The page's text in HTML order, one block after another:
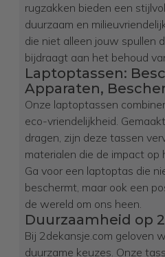
rugzakken bieden een
duurzaam en
die niet alleen jouw spullen
bijdraagt aan het behoud
Laptoptassen:
Apparaten,
Onze laptoptassen
eco-vriendelijkheid.
dragen, zijn deze tassen
materialen die de impact op
Ga voor een laptoptas die
beschermt, maar ook een
de wereld om ons heen.
Duurzaamheid op
Bij 2dekansje.com geloven
duurzame keuzes. Onze